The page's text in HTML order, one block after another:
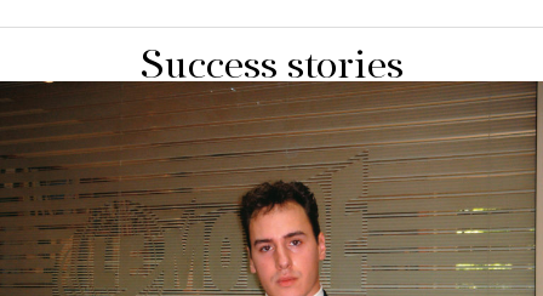
Success stories